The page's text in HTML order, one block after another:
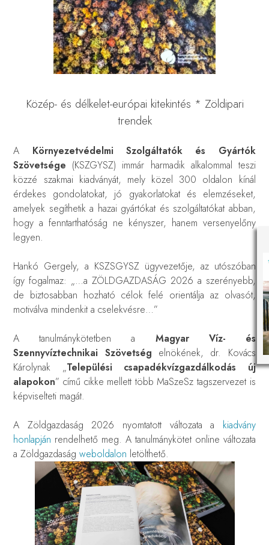
Közép- és délkelet-európai kitekintés * Zöldipari
trendek
A Környezetvédelmi Szolgáltatók és Gyártók
Szövetsége (KSZGYSZ) immár harmadik alkalommal teszi
közzé szakmai kiadványát, mely közel 300 oldalon kínál
érdekes gondolatokat, jó gyakorlatokat és elemzéseket,
amelyek segíthetik a hazai gyártókat és szolgáltatókat abban,
hogy a fenntarthatóság ne kényszer, hanem versenyelőny
legyen.
Hankó Gergely, a KSZSGYSZ ügyvezetője, az utószóban
így fogalmaz: „…a ZÖLDGAZDASÁG 2026 a szerényebb,
de biztosabban hozható célok felé orientálja az olvasót,
motiválva mindenkit a cselekvésre…”
A tanulmánykötetben a Magyar Víz- és
Szennyvíztechnikai Szövetség elnökének, dr. Kovács
Károlynak „Települési csapadékvízgazdálkodás új
alapokon” című cikke mellett több MaSzeSz tagszervezet is
képviselteti magát.
A Zöldgazdaság 2026 nyomtatott változata a kiadvány
honlapján rendelhető meg. A tanulmánykötet online változata
a Zöldgazdaságweboldalon letölthető.